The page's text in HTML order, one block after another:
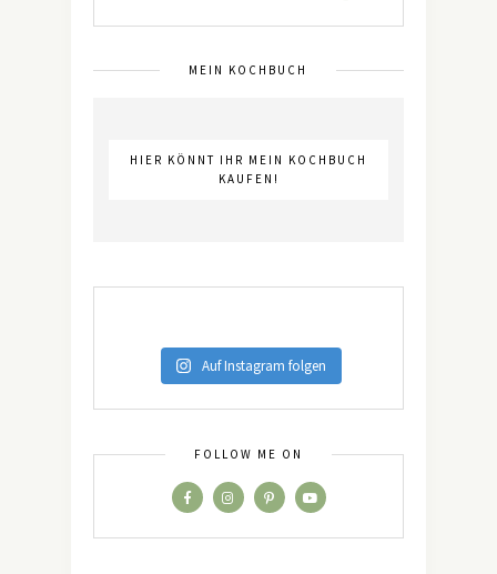
MEIN KOCHBUCH
HIER KÖNNT IHR MEIN KOCHBUCH
KAUFEN!
Auf Instagram folgen
FOLLOW ME ON